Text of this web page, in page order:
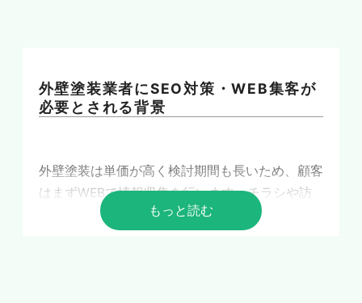
外壁塗装業者にSEO対策・WEB集客が
必要とされる背景
外壁塗装は単価が高く検討期間も長いため、顧客
はまずWEBで情報収集を行います。チラシや訪
問営業に頼る集客は限界を迎えつつあり、検索エ
もっと読む